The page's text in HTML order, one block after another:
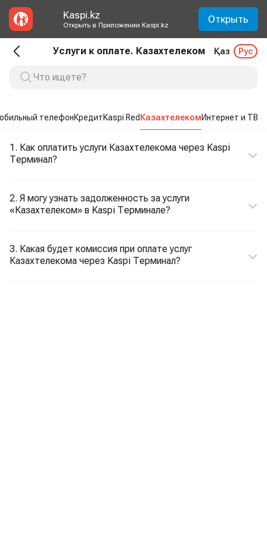
Kaspi.kz
Открыть в Приложении Kaspi.kz Открыть
Услуги к оплате. Казахтелеком Қаз Рус
телефонКредитKaspi Red КазахтелекомИнтернет и ТВ
1. Как оплатить услуги Казахтелекома через Kaspi
Терминал?
2. Я могу узнать задолженность за услуги
«Казахтелеком» в Kaspi Терминале?
3. Какая будет комиссия при оплате услуг
Казахтелекома через Kaspi Терминал?